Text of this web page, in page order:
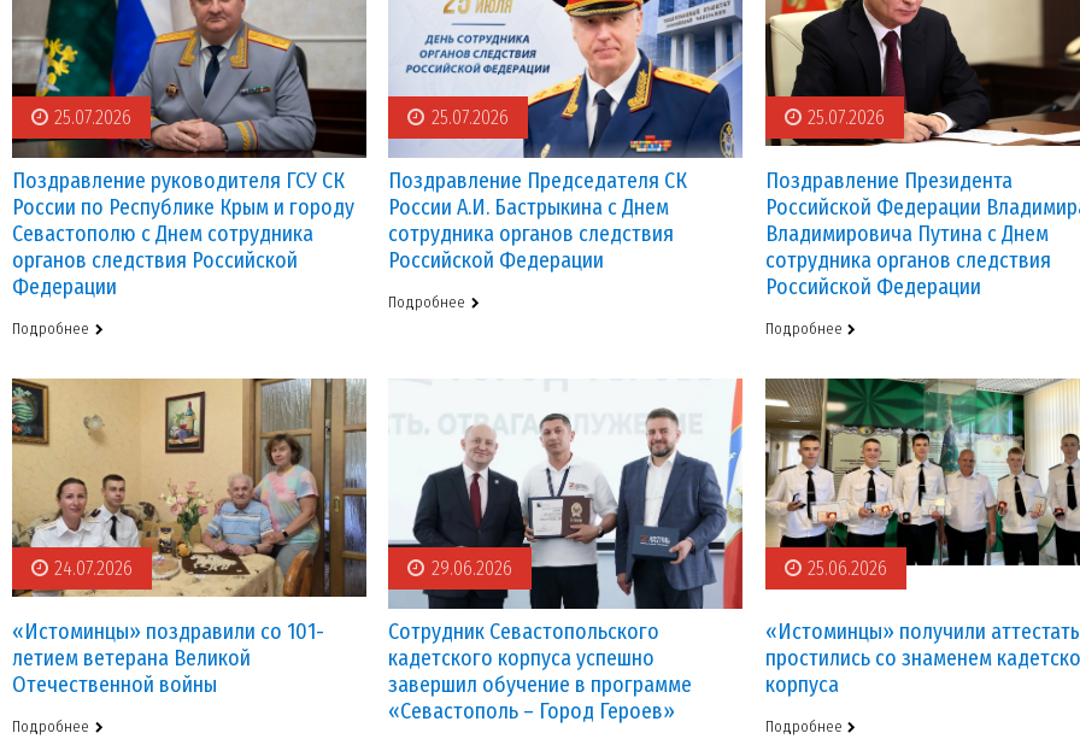
25.07.2026
Поздравление руководителя ГСУ СК
России по Республике Крым и городу
Севастополю с Днем сотрудника
органов следствия Российской
Федерации
Подробнее
25.07.2026
Поздравление Председателя СК
России А.И. Бастрыкина с Днем
сотрудника органов следствия
Российской Федерации
Подробнее
25.07.2026
Поздравление Президента
Российской Федерации
Владимировича Путина с Днем
сотрудника органов следствия
Российской Федерации
Подробнее
24.07.2026
«Истоминцы» поздравили со 101-
летием ветерана Великой
Отечественной войны
Подробнее
29.06.2026
Сотрудник Севастопольского
кадетского корпуса успешно
завершил обучение в программе
«Севастополь – Город Героев»
25.06.2026
«Истоминцы» получили
простились со знаменем
корпуса
Подробнее